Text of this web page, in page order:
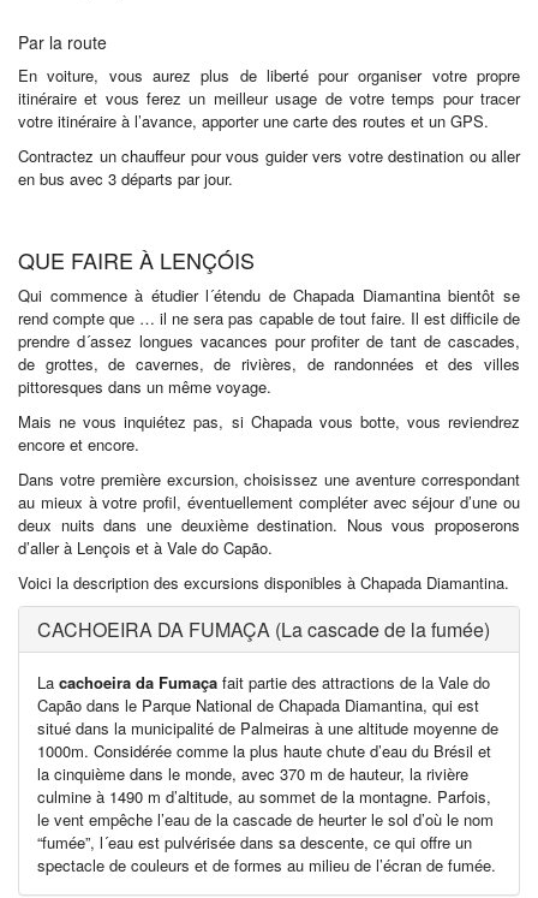
Par la route
En voiture, vous aurez plus de liberté pour organiser votre propre
itinéraire et vous ferez un meilleur usage de votre temps pour tracer
votre itinéraire à l’avance, apporter une carte des routes et un GPS.
Contractez un chauffeur pour vous guider vers votre destination ou aller
en bus avec 3 départs par jour.
QUE FAIRE À LENÇÓIS
Qui commence à étudier l´étendu de Chapada Diamantina bientôt se
rend compte que … il ne sera pas capable de tout faire. Il est difficile de
prendre d´assez longues vacances pour profiter de tant de cascades,
de grottes, de cavernes, de rivières, de randonnées et des villes
pittoresques dans un même voyage.
Mais ne vous inquiétez pas, si Chapada vous botte, vous reviendrez
encore et encore.
Dans votre première excursion, choisissez une aventure correspondant
au mieux à votre profil, éventuellement compléter avec séjour d’une ou
deux nuits dans une deuxième destination. Nous vous proposerons
d’aller à Lençois et à Vale do Capão.
Voici la description des excursions disponibles à Chapada Diamantina.
CACHOEIRA DA FUMAÇA (La cascade de la fumée)
La cachoeira da Fumaça fait partie des attractions de la Vale do
Capão dans le Parque National de Chapada Diamantina, qui est
situé dans la municipalité de Palmeiras à une altitude moyenne de
1000m. Considérée comme la plus haute chute d’eau du Brésil et
la cinquième dans le monde, avec 370 m de hauteur, la rivière
culmine à 1490 m d’altitude, au sommet de la montagne. Parfois,
le vent empêche l’eau de la cascade de heurter le sol d’où le nom
“fumée”, l´eau est pulvérisée dans sa descente, ce qui offre un
spectacle de couleurs et de formes au milieu de l’écran de fumée.